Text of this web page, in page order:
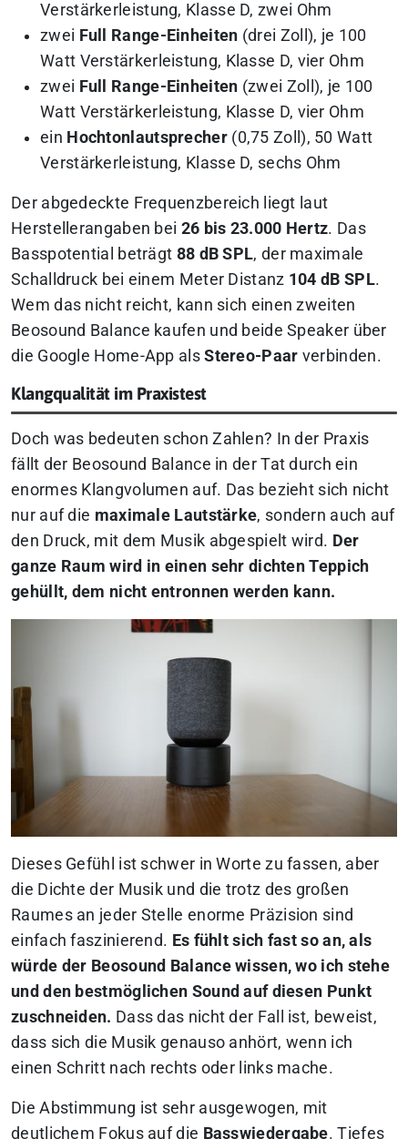
Verstärkerleistung, Klasse D, zwei Ohm
zwei Full Range-Einheiten (drei Zoll), je 100
Watt Verstärkerleistung, Klasse D, vier Ohm
zwei Full Range-Einheiten (zwei Zoll), je 100
Watt Verstärkerleistung, Klasse D, vier Ohm
ein Hochtonlautsprecher(0,75 Zoll), 50 Watt
Verstärkerleistung, Klasse D, sechs Ohm
Der abgedeckte Frequenzbereich liegt laut
Herstellerangaben bei 26 bis 23.000 Hertz. Das
Basspotential beträgt 88 dB SPL, der maximale
Schalldruck bei einem Meter Distanz 104 dB SPL.
Wem das nicht reicht, kann sich einen zweiten
Beosound Balance kaufen und beide Speaker über
die Google Home-App alsStereo-Paar verbinden.
Klangqualität im Praxistest
Doch was bedeuten schon Zahlen? In der Praxis
fällt der Beosound Balance in der Tat durch ein
enormes Klangvolumen auf. Das bezieht sich nicht
nur auf die maximale Lautstärke, sondern auch auf
den Druck, mit dem Musik abgespielt wird. Der
ganze Raum wird in einen sehr dichten Teppich
gehüllt, dem nicht entronnen werden kann.
Dieses Gefühl ist schwer in Worte zu fassen, aber
die Dichte der Musik und die trotz des großen
Raumes an jeder Stelle enorme Präzision sind
einfach faszinierend. Es fühlt sich fast so an, als
würde der Beosound Balance wissen, wo ich stehe
und den bestmöglichen Sound auf diesen Punkt
zuschneiden. Dass das nicht der Fall ist, beweist,
dass sich die Musik genauso anhört, wenn ich
einen Schritt nach rechts oder links mache.
Die Abstimmung ist sehr ausgewogen, mit
deutlichem Fokus auf die Basswiedergabe. Tiefes